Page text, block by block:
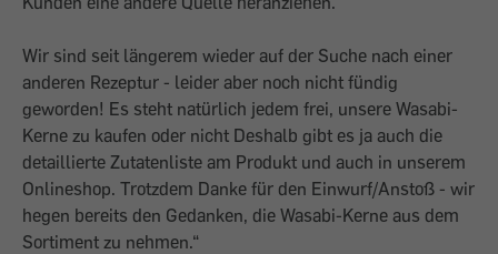
Wir sind seit längerem wieder auf der Suche nach einer
anderen Rezeptur - leider aber noch nicht fündig
geworden! Es steht natürlich jedem frei, unsere Wasabi-
Kerne zu kaufen oder nicht Deshalb gibt es ja auch die
detaillierte Zutatenliste am Produkt und auch in unserem
Onlineshop. Trotzdem Danke für den Einwurf/Anstoß - wir
hegen bereits den Gedanken, die Wasabi-Kerne aus dem
Sortiment zu nehmen.“